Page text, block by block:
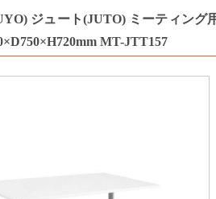
ジュート(JUTO) ミーティン
MT-JTT157